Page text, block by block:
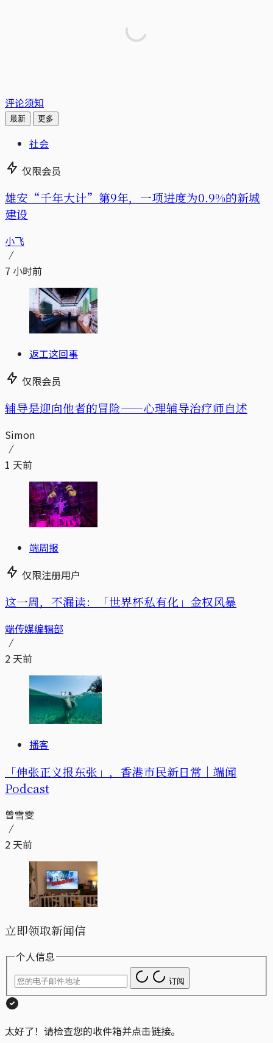
评论须知
最新 更多
社会
仅限会员
雄安“千年大计”第9年，一项进度为0.9%的新城
建设
小飞
7 小时前
返工这回事
仅限会员
辅导是迎向他者的冒险——心理辅导治疗师自述
Simon
1 天前
端周报
仅限注册用户
这一周，不漏读：「世界杯私有化」金权风暴
端传媒编辑部
2 天前
播客
「伸张正义报东张」，香港市民新日常｜端闻
Podcast
曾雪雯
2 天前
立即领取新闻信
个人信息
订阅
太好了！请检查您的收件箱并点击链接。